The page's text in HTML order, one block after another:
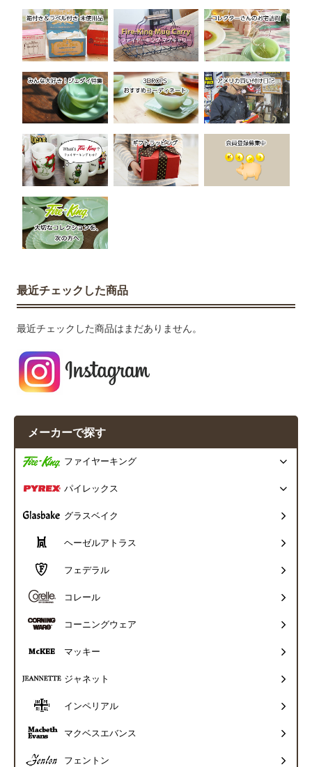
最近チェックした商品
最近チェックした商品はまだありません。
メーカーで探す
ファイヤーキング
パイレックス
グラスベイク
ヘーゼルアトラス
フェデラル
コレール
コーニングウェア
マッキー
ジャネット
インペリアル
マクベスエバンス
フェントン